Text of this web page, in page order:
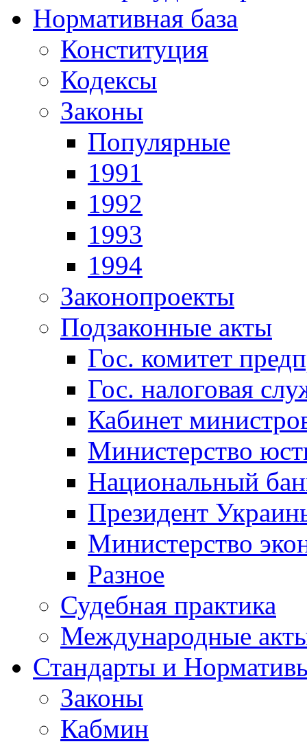
Нормативная база
Конституция
Кодексы
Законы
Популярные
1991
1992
1993
1994
Законопроекты
Подзаконные акты
Гос. комитет
Гос. налоговая
Кабинет
Министерство
Национальный
Президент
Министерство
Разное
Судебная практика
Международные
Стандарты и
Законы
Кабмин